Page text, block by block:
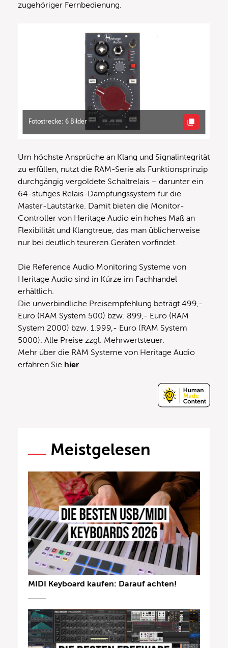
zugehöriger Fernbedienung.
Fotostrecke: 6 Bilder
Um höchste Ansprüche an Klang und Signalintegrität
zu erfüllen, nutzt die RAM-Serie als Funktionsprinzip
durchgängig vergoldete Schaltrelais – darunter ein
64-stufiges Relais-Dämpfungssystem für die
Master-Lautstärke. Damit bieten die Monitor-
Controller von Heritage Audio ein hohes Maß an
Flexibilität und Klangtreue, das man üblicherweise
nur bei deutlich teureren Geräten vorfindet.
Die Reference Audio Monitoring Systeme von
Heritage Audio sind in Kürze im Fachhandel
erhältlich.
Die unverbindliche Preisempfehlung beträgt 499,-
Euro (RAM System 500) bzw. 899,- Euro (RAM
System 2000) bzw. 1.999,- Euro (RAM System
5000). Alle Preise zzgl. Mehrwertsteuer.
Mehr über die RAM Systeme von Heritage Audio
erfahren Sie hier.
Meistgelesen
MIDI Keyboard kaufen: Darauf achten!